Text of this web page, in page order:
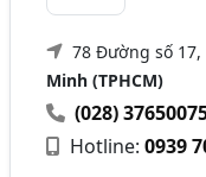
78 Đường số
Minh (TPHCM)
(028)
Hotline:0939